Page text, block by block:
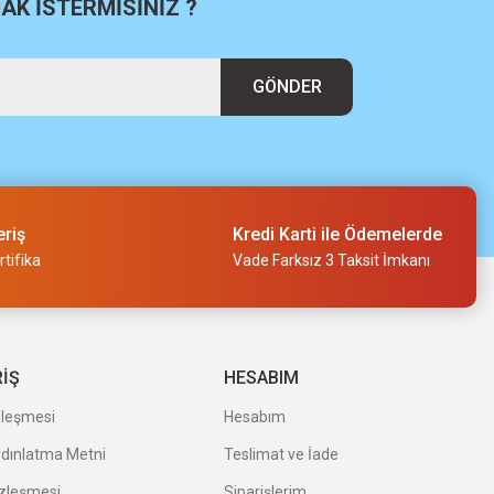
Merkezleme Ucu 2608900529
G Panç Merkezleme Ucu 2608900528
İSTERMİSİNİZ ?
GÖNDER
Kredi Karti ile Ödemelerde
Vade Farksız 3 Taksit İmkanı
Metni
HESABIM
Hesabım
Teslimat ve İade